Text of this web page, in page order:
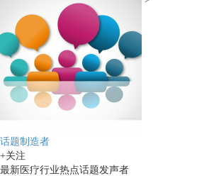
话题制造者
+关注
最新医疗行业热点话题发声者